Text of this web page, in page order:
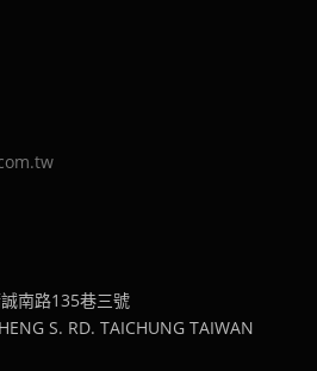
南路135巷三號
S. RD. TAICHUNG TAIWAN